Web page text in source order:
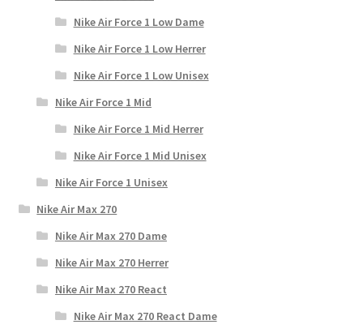
Nike Air Force 1 Low Dame
Nike Air Force 1 Low Herrer
Nike Air Force 1 Low Unisex
Nike Air Force 1 Mid
Nike Air Force 1 Mid Herrer
Nike Air Force 1 Mid Unisex
Nike Air Force 1 Unisex
Nike Air Max 270
Nike Air Max 270 Dame
Nike Air Max 270 Herrer
Nike Air Max 270 React
Nike Air Max 270 React Dame